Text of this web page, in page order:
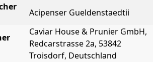
Acipenser Gueldenstaedtii
Caviar House & Prunier GmbH,
Redcarstrasse 2a, 53842
Troisdorf, Deutschland